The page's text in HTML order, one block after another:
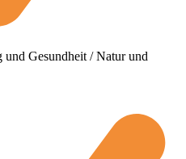
Gesundheit / Natur und